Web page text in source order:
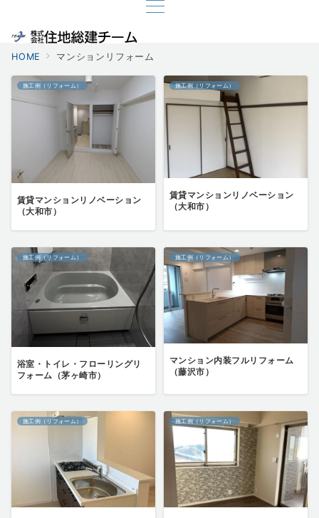
HOME マンションリフォーム
施工例（リフォーム）
賃貸マンションリノベーション
（大和市）
施工例（リフォーム）
賃貸マンションリノベーション
（大和市）
施工例（リフォーム）
浴室・トイレ・フローリングリ
フォーム（茅ヶ崎市）
施工例（リフォーム）
マンション内装フルリフォーム
（藤沢市）
施工例（リフォーム） 施工例（リフォーム）